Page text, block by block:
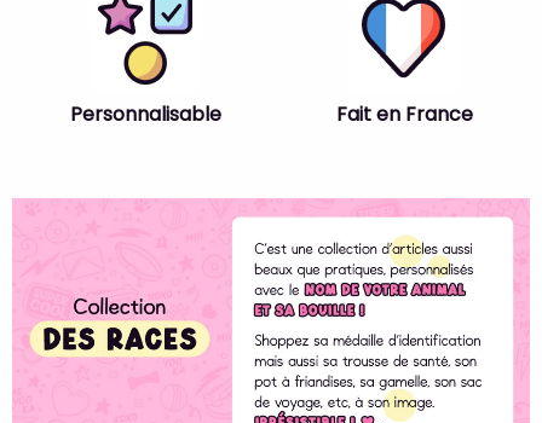
Personnalisable Fait en France